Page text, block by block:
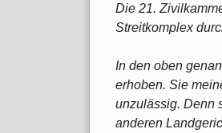
Die 21.
Streitkomplex
In den oben
erhoben. Sie
unzulässig. Denn
anderen